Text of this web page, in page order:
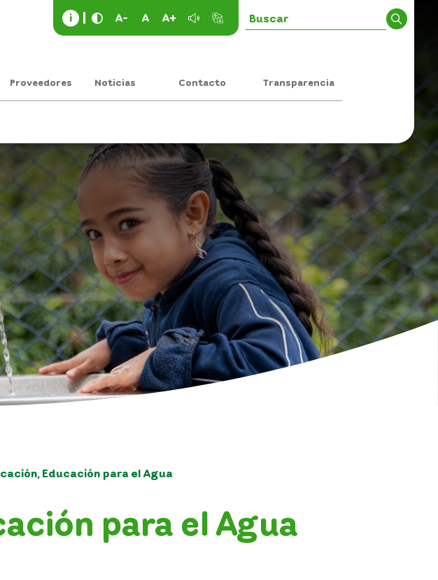
i A- A A+
Proveedores Noticias Contacto Transparencia
Educación para el Agua
para el Agua